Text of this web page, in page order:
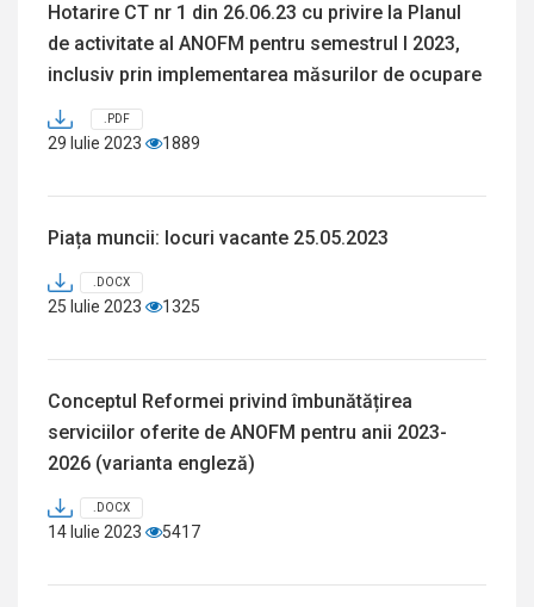
Hotarire CT nr 1 din 26.06.23 cu privire la Planul
de activitate al ANOFM pentru semestrul I 2023,
inclusiv prin implementarea măsurilor de ocupare
.PDF
29 Iulie 2023 1889
Piața muncii: locuri vacante 25.05.2023
.DOCX
25 Iulie 2023 1325
Conceptul Reformei privind îmbunătățirea
serviciilor oferite de ANOFM pentru anii 2023-
2026 (varianta engleză)
.DOCX
14 Iulie 2023 5417